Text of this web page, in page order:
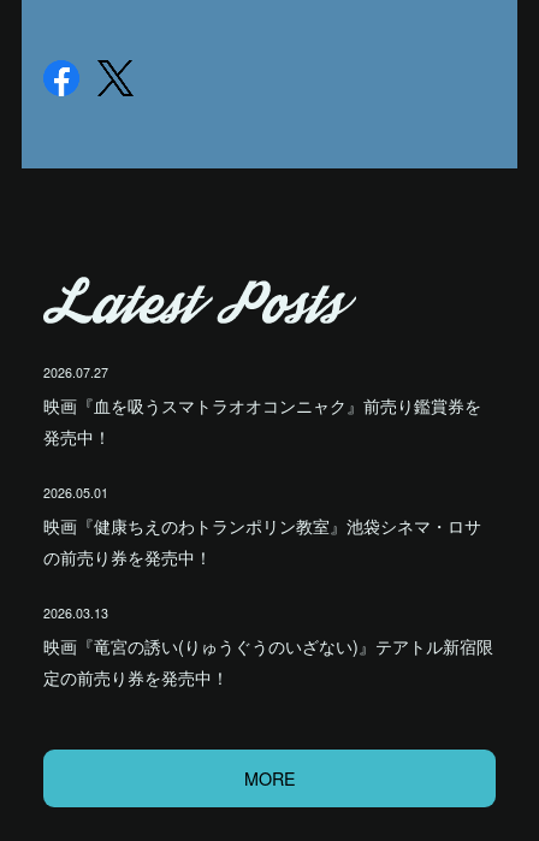
2026.07.27
映画『血を吸うスマトラオオコンニャク』前売り鑑賞券を
発売中！
2026.05.01
映画『健康ちえのわトランポリン教室』池袋シネマ・ロサ
の前売り券を発売中！
2026.03.13
映画『竜宮の誘い(りゅうぐうのいざない)』テアトル新宿限
定の前売り券を発売中！
MORE